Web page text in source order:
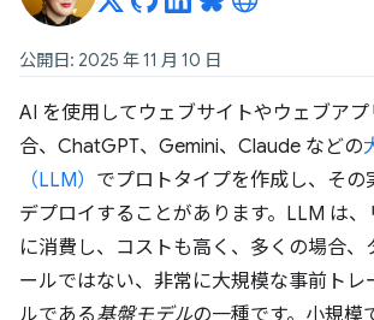
公開日: 2025 年 11 月 10 日
AI を使用してウェブサイトやウェブア
合、ChatGPT、Gemini、Claude などの
（LLM） でプロトタイプを作成し、その
デプロイすることがあります。LLM は
に消費し、コストも高く、多くの場合、
ールではない、非常に大規模な事前トレ
ルである基盤モデルの一種です。小規模